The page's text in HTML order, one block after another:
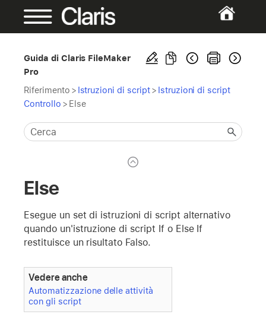
Guida di Claris FileMaker
Pro
Riferimento > Istruzioni di script> Istruzioni di script
Controllo > Else
Else
Esegue un set di istruzioni di script alternativo
quando un'istruzione di script If o Else If
restituisce un risultato Falso.
Vedere anche
Automatizzazione delle attività
con gli script